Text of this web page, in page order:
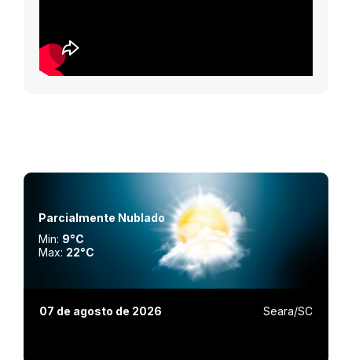
Parcialmente Nublado
Min: 9°C
Max: 22°C
07 de agosto de 2026 Seara/SC